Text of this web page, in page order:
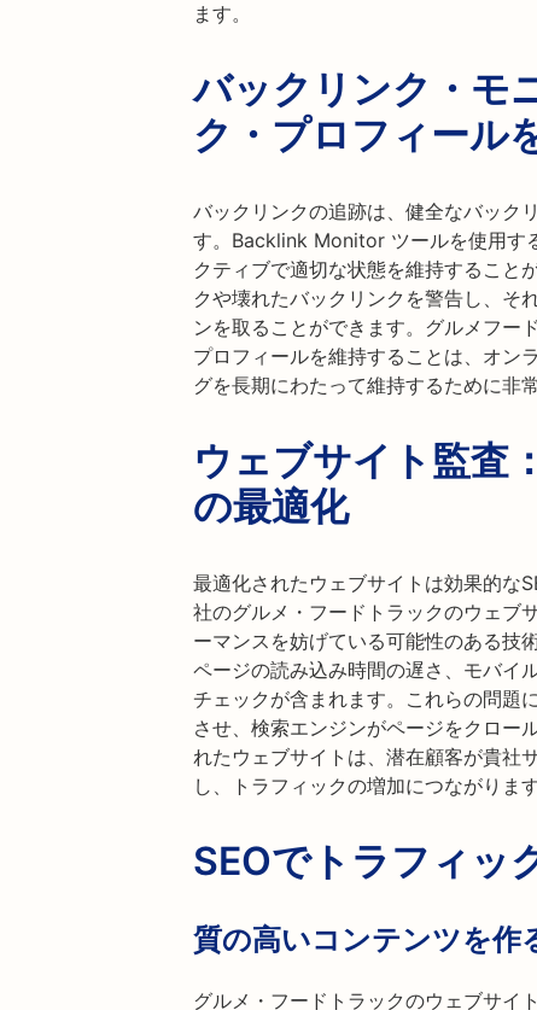
ます。
バックリンク・モ
ク・プロフィール
バックリンクの追跡は、健全なバック
す。Backlink Monitor ツールを使用す
クティブで適切な状態を維持すること
クや壊れたバックリンクを警告し、そ
ンを取ることができます。グルメフー
プロフィールを維持することは、オン
グを長期にわたって維持するために非
ウェブサイト監査
の最適化
最適化されたウェブサイトは効果的な
社のグルメ・フードトラックのウェブ
ーマンスを妨げている可能性のある技
ページの読み込み時間の遅さ、モバイ
チェックが含まれます。これらの問題
させ、検索エンジンがページをクロー
れたウェブサイトは、潜在顧客が貴社
し、トラフィックの増加につながります
SEOでトラフィッ
質の高いコンテンツを作
グルメ・フードトラックのウェブサイ